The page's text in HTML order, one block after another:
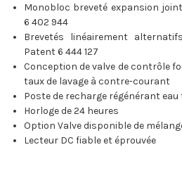
Monobloc breveté expansion
6 402 944
Brevetés linéairement
Patent 6 444 127
Conception de valve de contrôle
taux de lavage à contre-courant
Poste de recharge régénérant
Horloge de 24 heures
Option Valve disponible de
Lecteur DC fiable et éprouvée